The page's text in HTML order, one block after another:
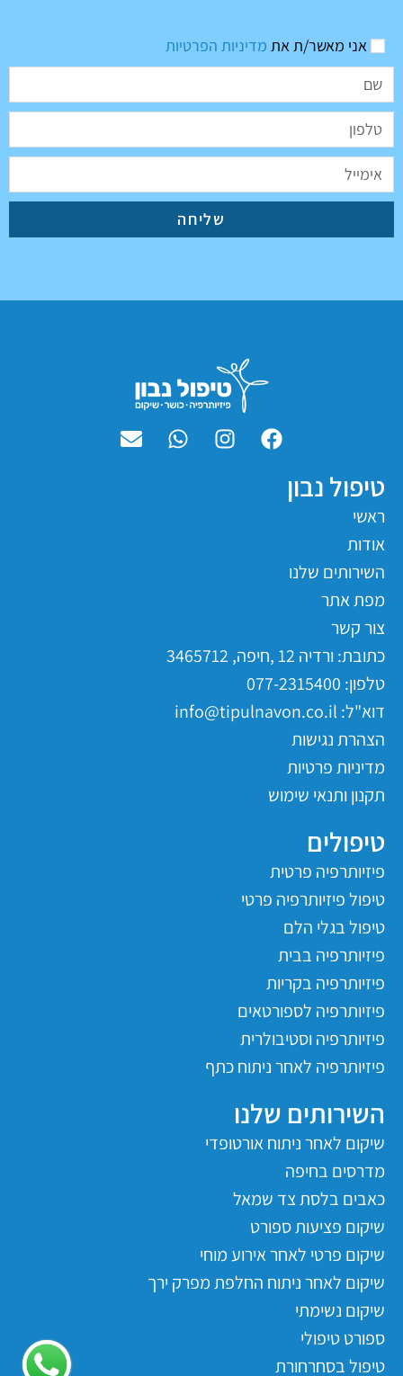
אני מאשר/ת את מדיניות הפרטיות
שליחה
טיפול נבון
ראשי
אודות
השירותים שלנו
מפת אתר
צור קשר
כתובת: ורדיה 12 ,חיפה, 3465712
טלפון: 077-2315400
דוא"ל: info@tipulnavon.co.il
הצהרת נגישות
מדיניות פרטיות
תקנון ותנאי שימוש
טיפולים
פיזיותרפיה פרטית
טיפול פיזיותרפיה פרטי
טיפול בגלי הלם
פיזיותרפיה בבית
פיזיותרפיה בקריות
פיזיותרפיה לספורטאים
פיזיותרפיה וסטיבולרית
פיזיותרפיה לאחר ניתוח כתף
השירותים שלנו
שיקום לאחר ניתוח אורטופדי
מדרסים בחיפה
כאבים בלסת צד שמאל
שיקום פציעות ספורט
שיקום פרטי לאחר אירוע מוחי
שיקום לאחר ניתוח החלפת מפרק ירך
שיקום נשימתי
ספורט טיפולי
טיפול בסחרחורת